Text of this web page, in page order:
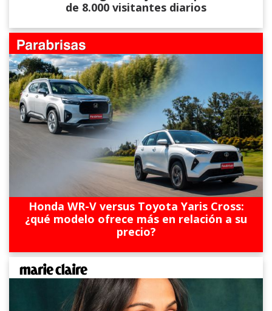
de 8.000 visitantes diarios
Honda WR-V versus Toyota Yaris Cross:
¿qué modelo ofrece más en relación a su
precio?